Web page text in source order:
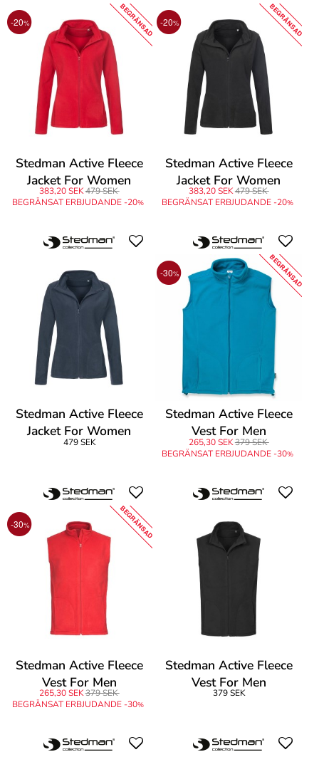
-20% BEGRÄNSAD
Stedman Active Fleece
Jacket For Women
383,20 SEK479 SEK
BEGRÄNSAT ERBJUDANDE -20%
-20% BEGRÄNSAD
Stedman Active Fleece
Jacket For Women
383,20 SEK479 SEK
BEGRÄNSAT ERBJUDANDE -20%
Stedman Active Fleece
Jacket For Women
479 SEK
-30% BEGRÄNSAD
Stedman Active Fleece
Vest For Men
265,30 SEK379 SEK
BEGRÄNSAT ERBJUDANDE -30%
-30% BEGRÄNSAD
Stedman Active Fleece
Vest For Men
265,30 SEK379 SEK
BEGRÄNSAT ERBJUDANDE -30%
Stedman Active Fleece
Vest For Men
379 SEK